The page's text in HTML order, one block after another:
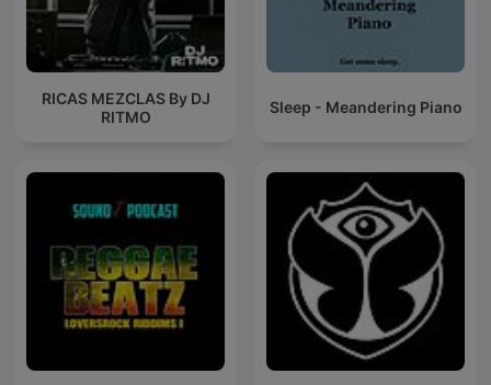
RICAS MEZCLAS By DJ
RITMO
Sleep - Meandering Piano